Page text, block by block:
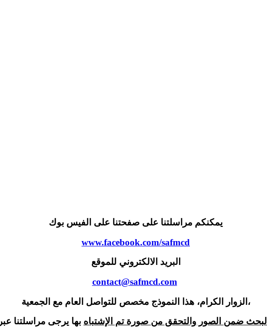
يمكنكم مراسلتنا على صفحتنا على الفيس بوك
www.facebook.com/safmcd
البريد الالكتروني للموقع
contact@safmcd.com
الزوار الكرام، هذا النموذج مخصص للتواصل العام مع الجمعية،
البحث ضمن الصور والتحقق من صورة تم الإشتباه بها يرجى مراسلتنا عبر